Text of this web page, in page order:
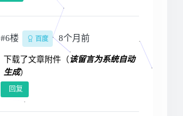
#6楼 百度 8个月前
下载了文章附件（该留言为系统自动
生成）
回复